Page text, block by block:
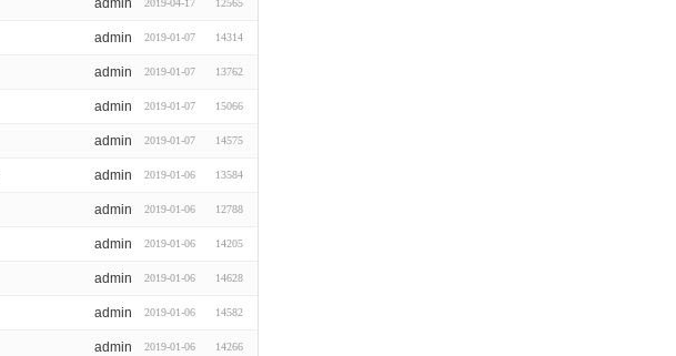
admin 2019-04-17 12565
admin 2019-01-07 14314
admin 2019-01-07 13762
admin 2019-01-07 15066
admin 2019-01-07 14575
admin 2019-01-06 13584
admin 2019-01-06 12788
admin 2019-01-06 14205
admin 2019-01-06 14628
admin 2019-01-06 14582
admin 2019-01-06 14266